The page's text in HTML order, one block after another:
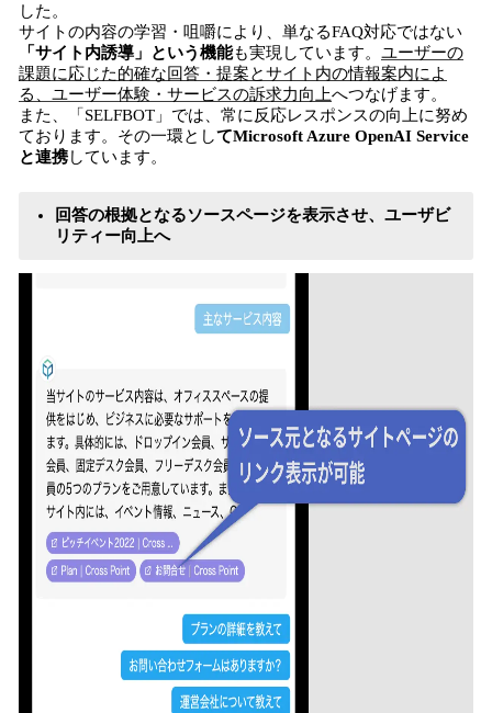
した。
サイトの内容の学習・咀嚼により、単なるFAQ対応ではない
「サイト内誘導」という機能も実現しています。 ユーザーの
課題に応じた的確な回答・提案とサイト内の情報案内によ
る、ユーザー体験・サービスの訴求力向上へつなげます。
また、「SELFBOT」では、常に反応レスポンスの向上に努め
ております。その一環としてMicrosoft Azure OpenAI Service
と連携しています。
回答の根拠となるソースページを表示させ、ユーザビ
リティー向上へ